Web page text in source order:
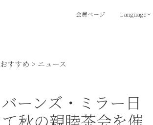
会員ページ Language
すすめ > ニュース
ーンズ・ミラー日